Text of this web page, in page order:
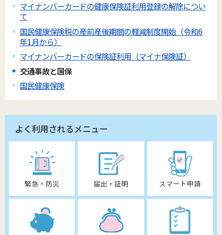
マイナンバーカードの健康保険証利用登録の解除につい
て
国民健康保険税の産前産後期間の軽減制度開始（令和6
年1月から）
マイナンバーカードの保険証利用（マイナ保険証）
交通事故と国保
国民健康保険
よく利用されるメニュー
緊急・防災 届出・証明 スマート申請